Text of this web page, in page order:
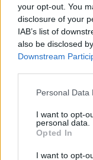
your opt-out. You
disclosure of your
IAB’s list of
also be disclosed
Downstream
Please note that
not limited to your
grant or deny
use your data for
consent section.
Personal Data
I want to opt-
personal data.
Opted In
I want to opt-